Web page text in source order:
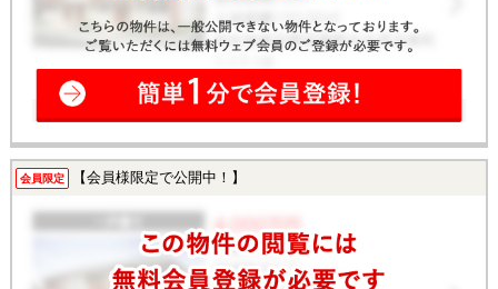
会員限定 【会員様限定で公開中！】